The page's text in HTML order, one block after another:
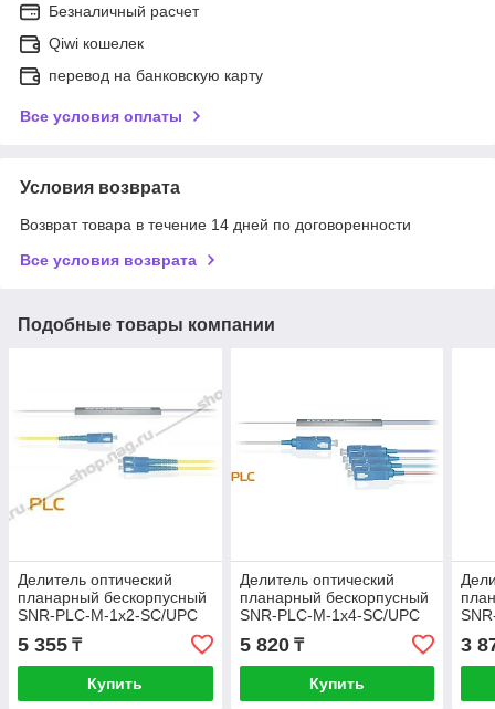
Безналичный расчет
Qiwi кошелек
перевод на банковскую карту
Все условия оплаты
Условия возврата
Возврат товара в течение 14 дней по договоренности
Все условия возврата
Подобные товары компании
Делитель оптический
планарный бескорпусный
SNR-PLC-M-1x2-SC/UPC
5 355 ₸
Купить
Делитель оптический
планарный бескорпусный
SNR-PLC-M-1x4-SC/UPC
5 820₸
Купить
3